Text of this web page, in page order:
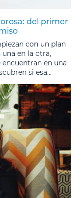
del primer
con un plan
en la otra,
en una
si esa...